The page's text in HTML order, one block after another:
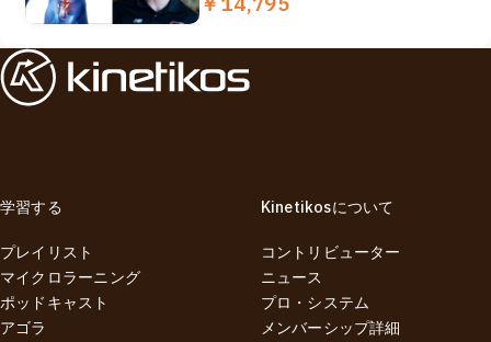
学習する
プレイリスト
マイクロラーニング
ポッドキャスト
アゴラ
Kinetikosについて
コントリビューター
ニュース
プロ・システム
メンバーシップ詳細